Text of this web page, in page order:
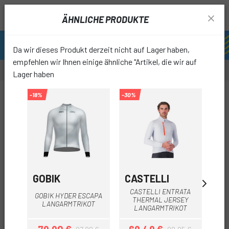
ÄHNLICHE PRODUKTE
Da wir dieses Produkt derzeit nicht auf Lager haben,
empfehlen wir Ihnen einige ähnliche "Artikel, die wir auf
Lager haben
-18%
GOBIK
GOBIK HYDER ESCAPA
LANGARMTRIKOT
-30%
CASTELLI
CASTELLI ENTRATA
THERMAL JERSEY
LANGARMTRIKOT